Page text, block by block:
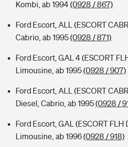
Kombi, ab 1994(0928 / 867)
Ford Escort, ALL (ESCORT
Cabrio, ab 1995(0928 / 871)
Ford Escort, GAL 4 (ESCORT
Limousine, ab 1995(0928 / 907)
Ford Escort, ALL (ESCORT
Diesel, Cabrio, ab 1995(0928 /
Ford Escort, GAL (ESCORT FLH
Limousine, ab 1996(0928 / 918)